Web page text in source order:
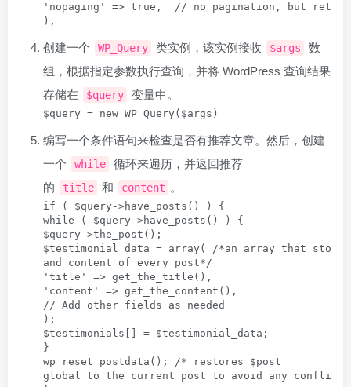
'nopaging' => true,  // no pagination, but
),
创建一个 WP_Query 类实例，该实例接收 $args
数
组，根据指定参数执行查询，并将 WordPress 查询结果
存储在
$query 变量中。
$query = new WP_Query($args)
编写一个条件语句来检查是否有推荐文章。然后，创建
一个
while
循环来遍历，并返回推荐
的
title 和 content 。
if ( $query->have_posts() ) {
while ( $query->have_posts() ) {
$query->the_post();
$testimonial_data = array( /*an array that
and content of every post*/
'title' => get_the_title(),
'content' => get_the_content(),
// Add other fields as needed
);
$testimonials[] = $testimonial_data;
}
wp_reset_postdata(); /* restores $post
global to the current post to avoid any conflicts